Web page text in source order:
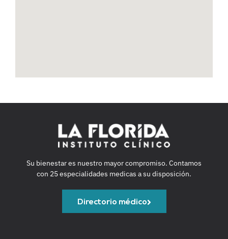
Su bienestar es nuestro mayor compromiso. Contamos
con 25 especialidades medicas a su disposición.
Directorio médico